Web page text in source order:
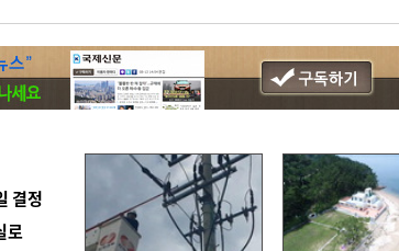
결정
로